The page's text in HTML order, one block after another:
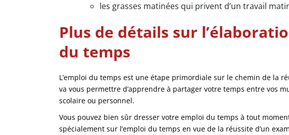
les grasses matinées qui privent d’un travail
Plus de détails sur
du temps
L’emploi du temps est une étape primordiale sur le chemin de la
va vous permettre d’apprendre à partager votre temps entre vos
scolaire ou personnel.
Vous pouvez bien sûr dresser votre emploi du temps à tout
spécialement sur l’emploi du temps en vue de la réussite d’un